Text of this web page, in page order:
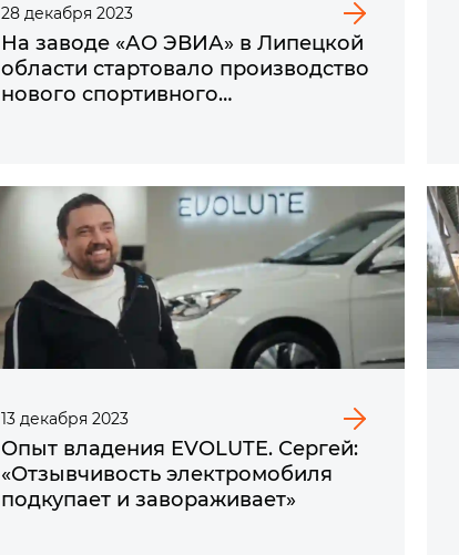
28 декабря 2023
На заводе «АО ЭВИА» в Липецкой
области стартовало производство
нового спортивного
13 декабря 2023
Опыт владения EVOLUTE. Сергей:
«Отзывчивость электромобиля
подкупает и завораживает»